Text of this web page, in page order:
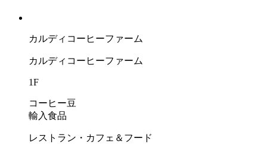
カルディコーヒーファーム
カルディコーヒーファーム
1F
コーヒー豆
輸入食品
レストラン・カフェ＆フード